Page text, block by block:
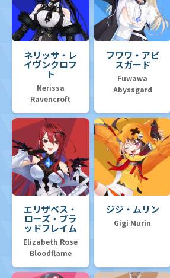
ネリッサ・レ
イヴンクロフ
ト
Nerissa
Ravencroft
フワワ・アビ
スガード
Fuwawa
Abyssgard
エリザベス・
ローズ・ブラ
ッドフレイム
Elizabeth Rose
Bloodflame
ジジ・ムリン
Gigi Murin